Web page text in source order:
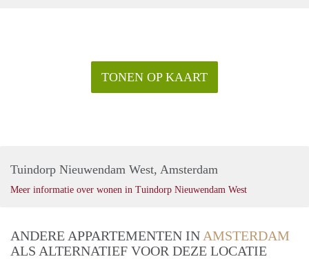
TONEN OP KAART
Tuindorp Nieuwendam West, Amsterdam
Meer informatie over wonen in Tuindorp Nieuwendam West
ANDERE APPARTEMENTEN IN AMSTERDAM
ALS ALTERNATIEF VOOR DEZE LOCATIE